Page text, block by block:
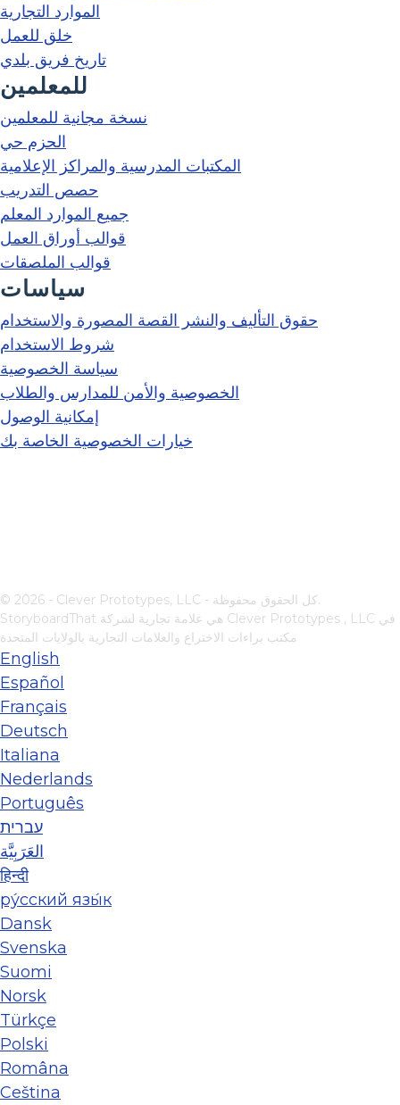
الموارد التجارية
خلق للعمل
تاريخ فريق بلدي
للمعلمين
نسخة مجانية للمعلمين
الحزم حي
المكتبات المدرسية والمراكز الإعلامية
حصص التدريب
جميع الموارد المعلم
قوالب أوراق العمل
قوالب الملصقات
سياسات
حقوق التأليف والنشر القصة المصورة والاستخدام
شروط الاستخدام
سياسة الخصوصية
الخصوصية والأمن للمدارس والطلاب
إمكانية الوصول
خيارات الخصوصية الخاصة بك
Clever Prototypes , LLC
مكتب براءات الاختراع والعلامات التجارية بالولايات المتحدة
English
Español
Français
Deutsch
Italiana
Nederlands
Português
עברית
العَرَبِيَّة
हिन्दी
ру́сский язы́к
Dansk
Svenska
Suomi
Norsk
Türkçe
Polski
Româna
Ceština